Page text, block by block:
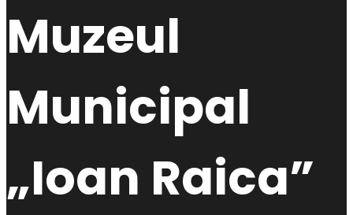
Muzeul
Municipal
„Ioan Raica”